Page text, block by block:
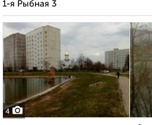
1-я Рыбная 3
4